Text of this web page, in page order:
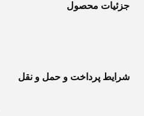
جزئیات محصول
شرایط پرداخت و حمل و نقل